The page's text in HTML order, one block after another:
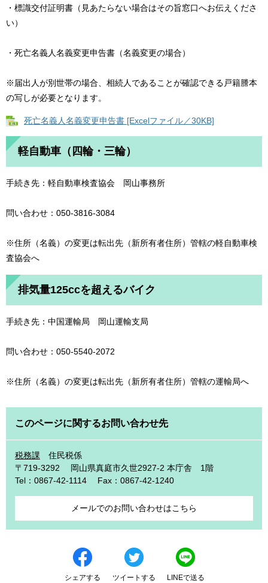
・標識交付証明書（見あたらない場合はその旨窓口へお伝えくださ
い）
・死亡名義人名義変更申告書（名義変更の場合）
※届出人が別世帯の場合、相続人であることが確認できる戸籍謄本
の写しが必要となります。
死亡名義人名義変更申告書 [Excelファイル／30KB]
軽自動車（四輪・三輪）
手続き先：軽自動車検査協会 岡山事務所
問い合わせ：050-3816-3084
※住所（名義）の変更は転出先（新所有者住所）管轄の軽自動車検
査協会へ
排気量125ccを超えるバイク
手続き先：中国運輸局 岡山運輸支局
問い合わせ：050-5540-2072
※住所（名義）の変更は転出先（新所有者住所）管轄の運輸局へ
このページに関するお問い合わせ先
税務課
住民税係
〒719-3292
岡山県真庭市久世2927-2 本庁舎 1階
Tel：0867-42-1114
Fax：0867-42-1240
メールでのお問い合わせはこちら
シェアする ツイートする LINEで送る